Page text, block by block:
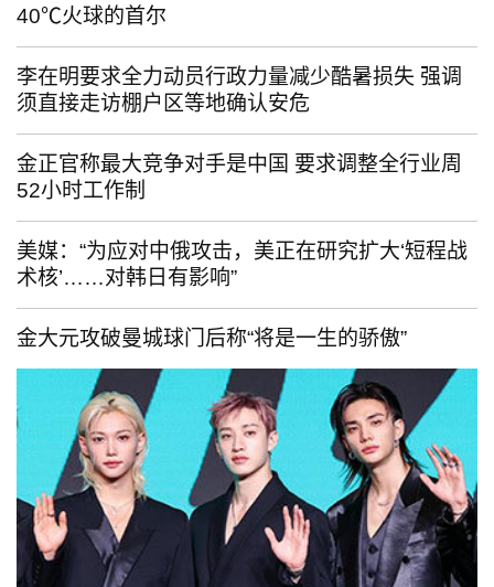
40℃火球的首尔
李在明要求全力动员行政力量减少酷暑损失 强调
须直接走访棚户区等地确认安危
金正官称最大竞争对手是中国 要求调整全行业周
52小时工作制
美媒：“为应对中俄攻击，美正在研究扩大‘短程战
术核’……对韩日有影响”
金大元攻破曼城球门后称“将是一生的骄傲”